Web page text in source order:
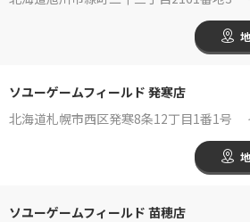
ソユーゲームフィールド 発寒店
北海道札幌市西区発寒8条12丁目1番1号
ソユーゲームフィールド 苗穂店